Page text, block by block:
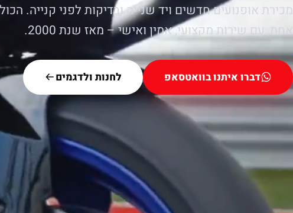
מכירת אופנועים חדשים ויד שנייה ובדיקות לפני קנייה.
אחת, עם שירות מקצועי, אמין ואישי – מאז שנת 2000.
דברו איתנו בוואטסאפ לחנות ולדגמים